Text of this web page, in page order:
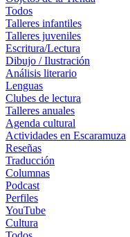
Todos
Talleres infantiles
Talleres juveniles
Escritura/Lectura
Dibujo / Ilustración
Análisis literario
Lenguas
Clubes de lectura
Talleres anuales
Agenda cultural
Actividades en Escaramuza
Reseñas
Traducción
Columnas
Podcast
Perfiles
YouTube
Cultura